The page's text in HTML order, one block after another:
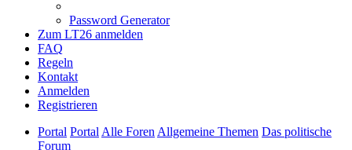
Password Generator
Zum LT26 anmelden
FAQ
Regeln
Kontakt
Anmelden
Registrieren
Portal PortalAlle ForenAllgemeine Themen Das politische
Forum